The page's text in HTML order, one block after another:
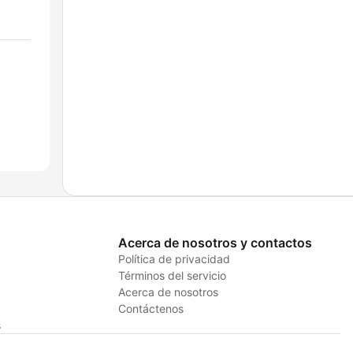
Acerca de nosotros y contactos
Política de privacidad
Términos del servicio
Acerca de nosotros
Contáctenos